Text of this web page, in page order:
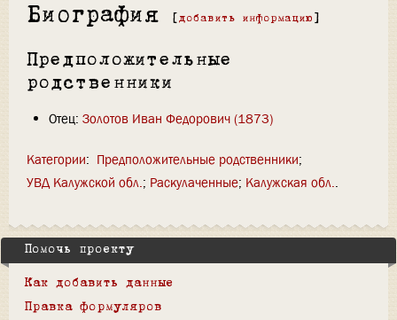
Биография [ добавить информацию ]
Предположительные
родственники
Отец: Золотов Иван Федорович (1873)
Категории: Предположительные родственники
УВД Калужской обл. Раскулаченные Калужская обл.
Помочь проекту
Как добавить данные
Правка формуляров